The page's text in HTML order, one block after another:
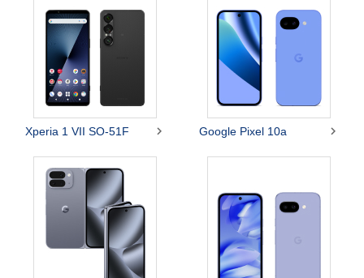
Xperia 1 VII SO-51F  Google Pixel 10a 